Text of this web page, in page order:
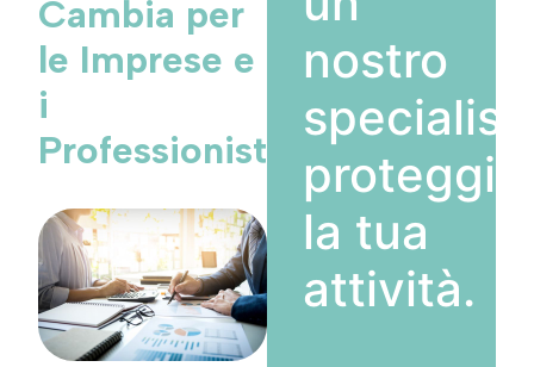
Cambia per
le Imprese e
i
Professionisti
nostro
proteggi
la tua
attività.